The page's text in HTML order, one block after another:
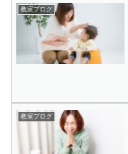
教室ブログ
教室ブログ